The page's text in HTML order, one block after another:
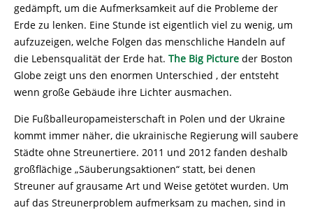
gedämpft, um die Aufmerksamkeit auf die Probleme der
Erde zu lenken. Eine Stunde ist eigentlich viel zu wenig, um
aufzuzeigen, welche Folgen das menschliche Handeln auf
die Lebensqualität der Erde hat. The Big Picture der Boston
Globe zeigt uns den enormen Unterschied , der entsteht
wenn große Gebäude ihre Lichter ausmachen.
Die Fußballeuropameisterschaft in Polen und der Ukraine
kommt immer näher, die ukrainische Regierung will saubere
Städte ohne Streunertiere. 2011 und 2012 fanden deshalb
großflächige „Säuberungsaktionen“ statt, bei denen
Streuner auf grausame Art und Weise getötet wurden. Um
auf das Streunerproblem aufmerksam zu machen, sind in